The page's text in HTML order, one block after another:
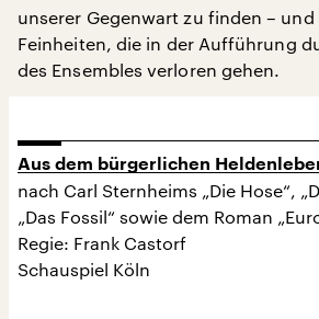
unserer Gegenwart zu finden –
Feinheiten, die in der Aufführung
des Ensembles verloren gehen.
Aus dem bürgerlichen
nach Carl Sternheims „Die Hose“,
„Das Fossil“ sowie dem Roman
Regie: Frank Castorf
Schauspiel Köln